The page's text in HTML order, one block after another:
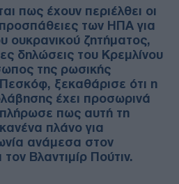
πως έχουν περιέλθει οι
των ΗΠΑ για
ουκρανικού ζητήματος,
δηλώσεις του Κρεμλίνου
της ρωσικής
ξεκαθάρισε ότι η
έχει προσωρινά
πως αυτή τη
πλάνο για
ανάμεσα στον
Βλαντιμίρ Πούτιν.